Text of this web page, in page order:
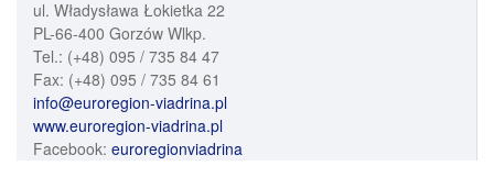
ul. Władysława Łokietka 22
PL-66-400 Gorzów Wlkp.
Tel.: (+48) 095 / 735 84 47
Fax: (+48) 095 / 735 84 61
info@euroregion-viadrina.pl
www.euroregion-viadrina.pl
Facebook: euroregionviadrina